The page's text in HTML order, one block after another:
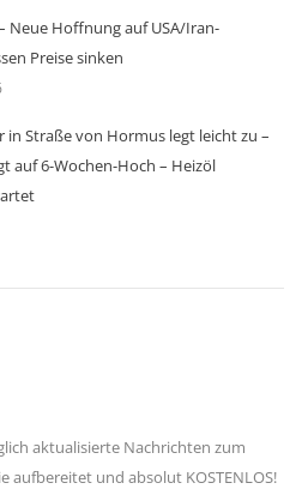
Neue Hoffnung auf USA/Iran-
Preise sinken
in Straße von Hormus legt leicht zu –
auf 6-Wochen-Hoch – Heizöl
aktualisierte Nachrichten zum
aufbereitet und absolut KOSTENLOS!